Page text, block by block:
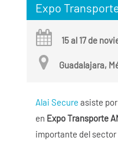
Expo
15 al 17 de
Guadalajara,
Alai Secure asiste
en Expo Transporte
importante del